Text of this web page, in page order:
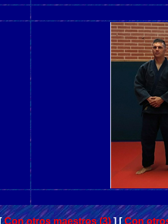
[Con otros maestros (3)] [Con